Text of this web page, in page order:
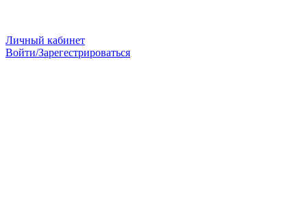
Личный кабинет
Войти/Зарегестрироваться